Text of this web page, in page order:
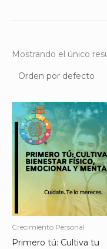
Mostrando el único
Crecimiento Personal
Primero tú: Cultiva tu